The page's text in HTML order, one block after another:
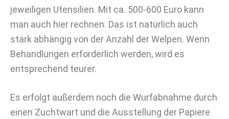
jeweiligen Utensilien. Mit ca. 500-600 Euro kann
man auch hier rechnen. Das ist natürlich auch
stark abhängig von der Anzahl der Welpen. Wenn
Behandlungen erforderlich werden, wird es
entsprechend teurer.
Es erfolgt außerdem noch die Wurfabnahme durch
einen Zuchtwart und die Ausstellung der Papiere